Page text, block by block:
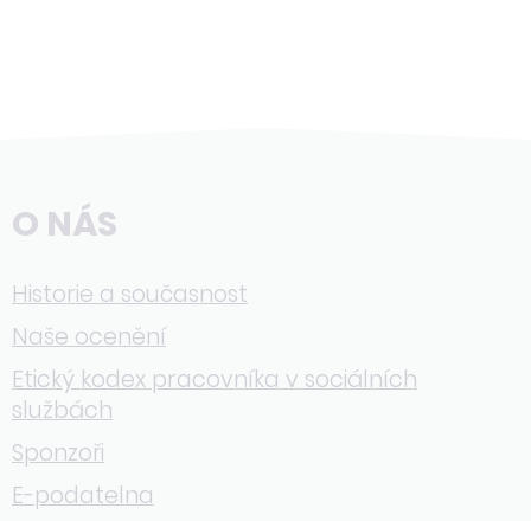
O NÁS
Historie a současnost
Naše ocenění
Etický kodex pracovníka v sociálních
službách
Sponzoři
E-podatelna